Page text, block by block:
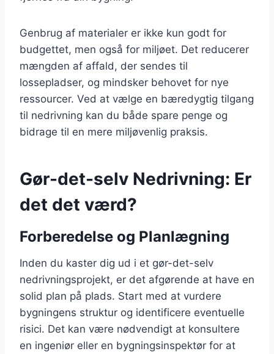
Genbrug af materialer er ikke kun godt for
budgettet, men også for miljøet. Det reducerer
mængden af affald, der sendes til
lossepladser, og mindsker behovet for nye
ressourcer. Ved at vælge en bæredygtig tilgang
til nedrivning kan du både spare penge og
bidrage til en mere miljøvenlig praksis.
Gør-det-selv Nedrivning: Er
det det værd?
Forberedelse og Planlægning
Inden du kaster dig ud i et gør-det-selv
nedrivningsprojekt, er det afgørende at have en
solid plan på plads. Start med at vurdere
bygningens struktur og identificere eventuelle
risici. Det kan være nødvendigt at konsultere
en ingeniør eller en bygningsinspektør for at